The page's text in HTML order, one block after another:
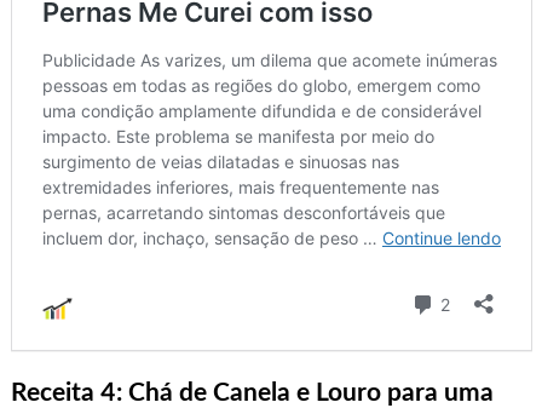
Receita 4: Chá de Canela e Louro para uma